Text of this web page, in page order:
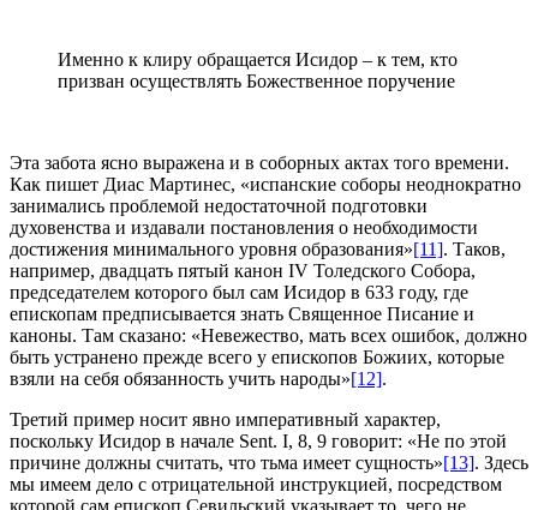
Именно к клиру обращается Исидор – к тем, кто
призван осуществлять Божественное поручение
Эта забота ясно выражена и в соборных актах того времени.
Как пишет Диас Мартинес, «испанские соборы неоднократно
занимались проблемой недостаточной подготовки
духовенства и издавали постановления о необходимости
достижения минимального уровня образования»[11]. Таков,
например, двадцать пятый канон IV Толедского Собора,
председателем которого был сам Исидор в 633 году, где
епископам предписывается знать Священное Писание и
каноны. Там сказано: «Невежество, мать всех ошибок, должно
быть устранено прежде всего у епископов Божиих, которые
взяли на себя обязанность учить народы»[12].
Третий пример носит явно императивный характер,
поскольку Исидор в начале Sent. I, 8, 9 говорит: «Не по этой
причине должны считать, что тьма имеет сущность»[13]. Здесь
мы имеем дело с отрицательной инструкцией, посредством